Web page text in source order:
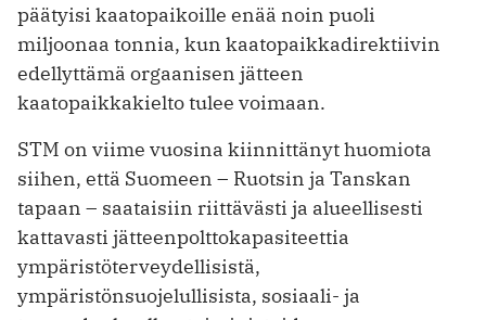
päätyisi kaatopaikoille enää noin puoli
miljoonaa tonnia, kun kaatopaikkadirektiivin
edellyttämä orgaanisen jätteen
kaatopaikkakielto tulee voimaan.
STM on viime vuosina kiinnittänyt huomiota
siihen, että Suomeen – Ruotsin ja Tanskan
tapaan – saataisiin riittävästi ja alueellisesti
kattavasti jätteenpolttokapasiteettia
ympäristöterveydellisistä,
ympäristönsuojelullisista, sosiaali- ja